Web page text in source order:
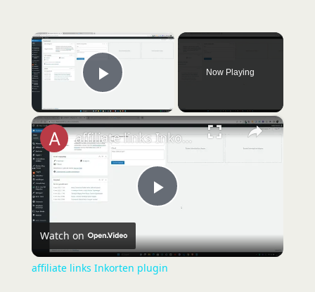
×
Play Video
Now Playing
×
P
l
affiliate links Inkorten plugin
Watch on
affiliate links Inkorten plugin